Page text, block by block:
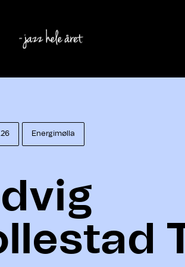
Energimølla